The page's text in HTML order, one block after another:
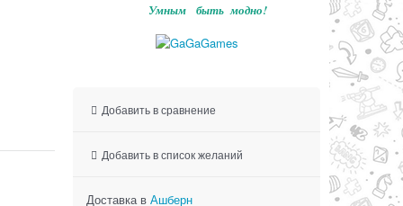
Умным быть модно!
Добавить в сравнение
Добавить в список желаний
Доставка в Ашберн